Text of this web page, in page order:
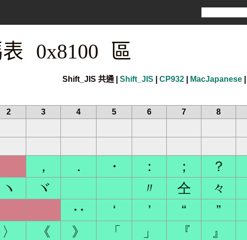
表 0x8100 區
Shift_JIS 共通 | Shift_JIS CP932 MacJapanese
2 3 4 5 6 7 8
， ． ・ ： ； ？
ヽ ヾ 〃 仝 々
‥ ‘ ’ “ ”
〉 《 》 「 」 『 』